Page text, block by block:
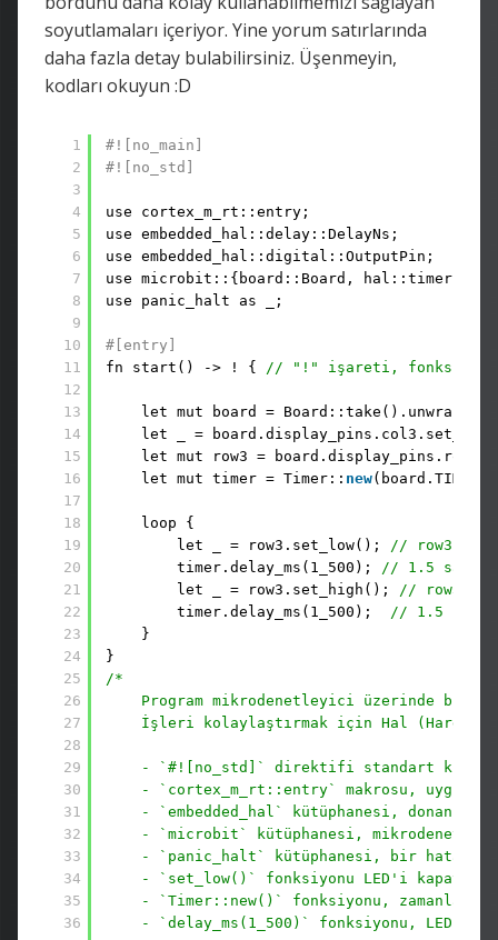
soyutlamaları içeriyor. Yine yorum satırlarında
daha fazla detay bulabilirsiniz. Üşenmeyin,
kodları okuyun :D
1
2
3
4
5
6
7
8
9
10
11
12
13
14
15
16
17
18
19
20
21
22
23
24
25
26
27
28
29
30
31
32
33
34
35
36
#![no_main]
#![no_std]
use cortex_m_rt::entry;
use embedded_hal::delay::DelayNs;
use embedded_hal::digital::OutputPin;
use microbit::{board::Board,
use panic_halt as _;
#[entry]
fn start() -> ! {
// "!" işareti, fonksiyonun
let mut board = Board::take().unwrap();
let _ =
let mut row3 = board.display_pins.row3;
let mut timer = Timer:: new
loop {
let _ = row3.set_low();
// row3
timer.delay_ms(1_500);
// 1.5
let _ = row3.set_high();
// row3
timer.delay_ms(1_500);
// 1.5
}
}
/*
Program mikrodenetleyici üzerinde bir
İşleri kolaylaştırmak için Hal
- `#![no_std]` direktifi standart
- `cortex_m_rt::entry` makrosu,
- `embedded_hal` kütüphanesi,
- `microbit` kütüphanesi,
- `panic_halt` kütüphanesi, bir hata
- `set_low()` fonksiyonu LED'i
- `Timer::new()` fonksiyonu,
- `delay_ms(1_500)` fonksiyonu, LED'in